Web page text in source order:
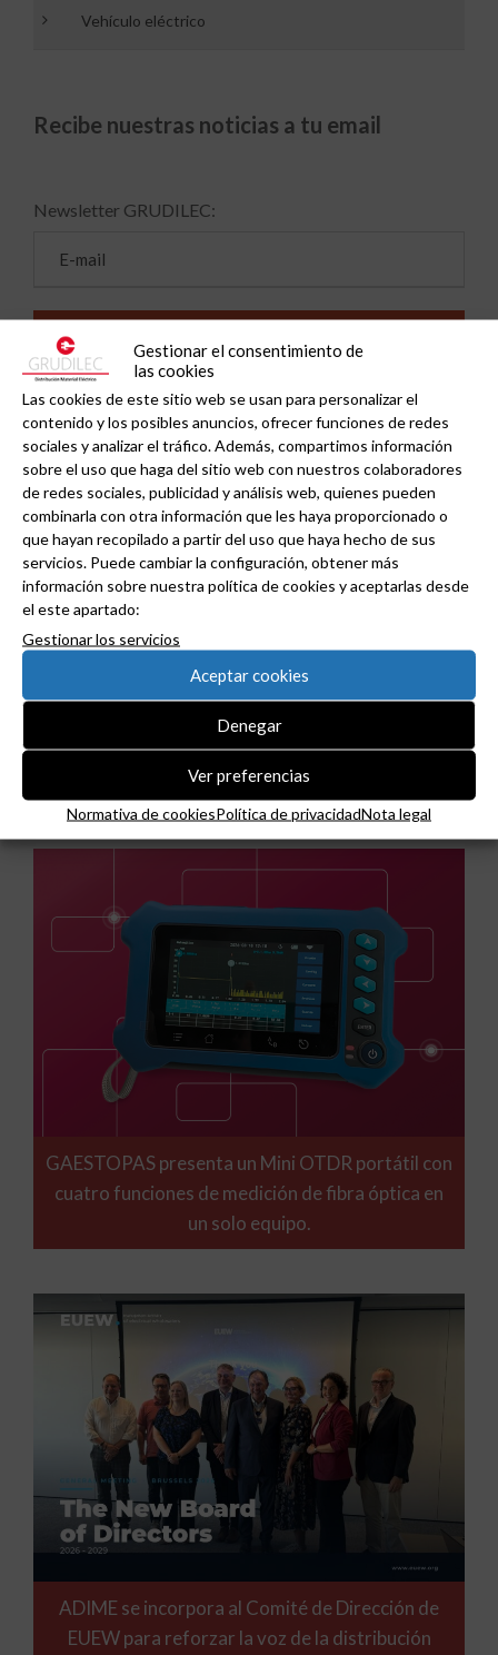
Gestionar el consentimiento de
las cookies
Las cookies de este sitio web se usan para personalizar el
contenido y los posibles anuncios, ofrecer funciones de redes
sociales y analizar el tráfico. Además, compartimos información
sobre el uso que haga del sitio web con nuestros colaboradores
de redes sociales, publicidad y análisis web, quienes pueden
combinarla con otra información que les haya proporcionado o
que hayan recopilado a partir del uso que haya hecho de sus
servicios. Puede cambiar la configuración, obtener más
información sobre nuestra política de cookies y aceptarlas desde
el este apartado:
Gestionar los servicios
Aceptar cookies
Denegar
Ver preferencias
Normativa de cookiesPolítica de privacidadNota legal
Vehículo eléctrico
Recibe nuestras noticias a tu email
Newsletter GRUDILEC:
Tweets de grudilec
Haz clic en «Estoy de acuerdo» para activar
Twitter
Normativa de cookies
Noticias relacionadas
GAESTOPAS presenta un Mini OTDR portátil con
cuatro funciones de medición de fibra óptica en
un solo equipo.
ADIME se incorpora al Comité de Dirección de
EUEW para reforzar la voz de la distribución